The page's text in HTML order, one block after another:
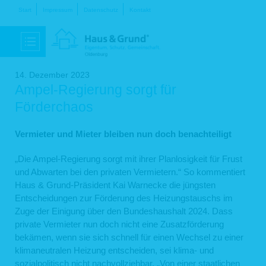
Navigation
Start Impressum Datenschutz Kontakt
14. Dezember 2023
Ampel-Regierung sorgt für
Förderchaos
Vermieter und Mieter bleiben nun doch benachteiligt
„Die Ampel-Regierung sorgt mit ihrer Planlosigkeit für Frust
und Abwarten bei den privaten Vermietern.“ So kommentiert
Haus & Grund-Präsident Kai Warnecke die jüngsten
Entscheidungen zur Förderung des Heizungstauschs im
Zuge der Einigung über den Bundeshaushalt 2024. Dass
private Vermieter nun doch nicht eine Zusatzförderung
bekämen, wenn sie sich schnell für einen Wechsel zu einer
klimaneutralen Heizung entscheiden, sei klima- und
sozialpolitisch nicht nachvollziehbar. „Von einer staatlichen